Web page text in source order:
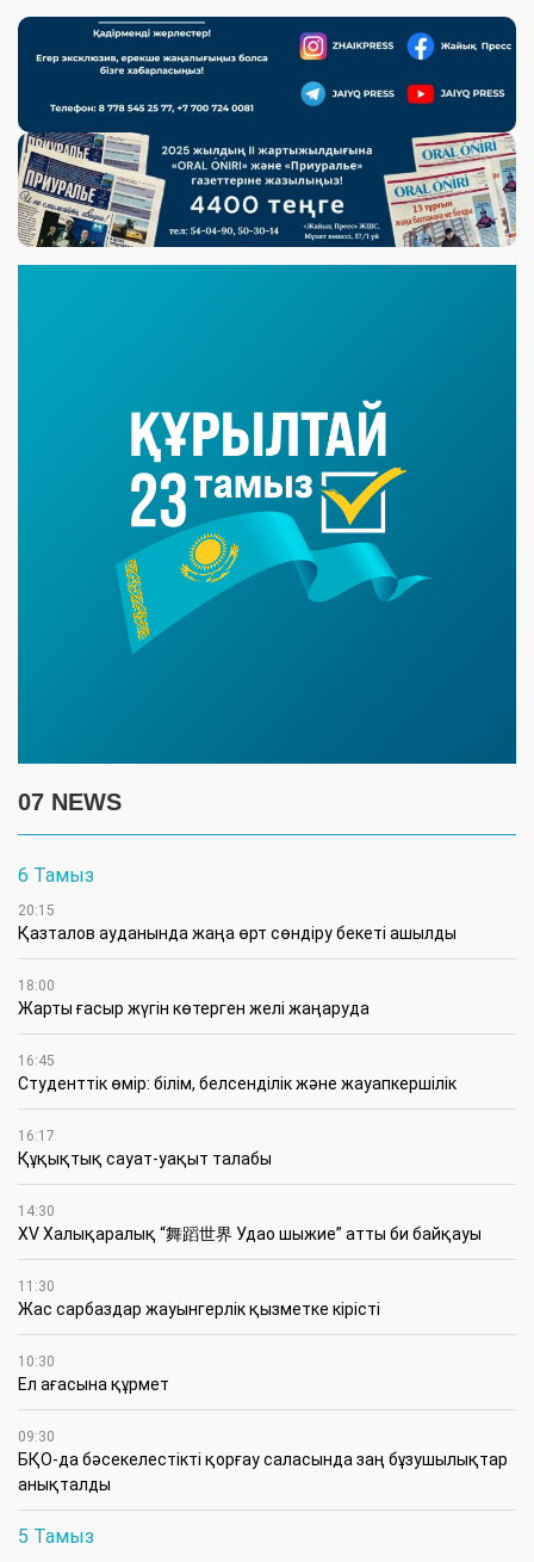
07 NEWS
6 Тамыз
20:15
Қазталов ауданында жаңа өрт сөндіру бекеті ашылды
18:00
Жарты ғасыр жүгін көтерген желі жаңаруда
16:45
Студенттік өмір: білім, белсенділік және жауапкершілік
16:17
Құқықтық сауат-уақыт талабы
14:30
XV Халықаралық “舞蹈世界 Удао шыжие” атты би байқауы
11:30
Жас сарбаздар жауынгерлік қызметке кірісті
10:30
Ел ағасына құрмет
09:30
БҚО-да бәсекелестікті қорғау саласында заң бұзушылықтар
анықталды
5 Тамыз